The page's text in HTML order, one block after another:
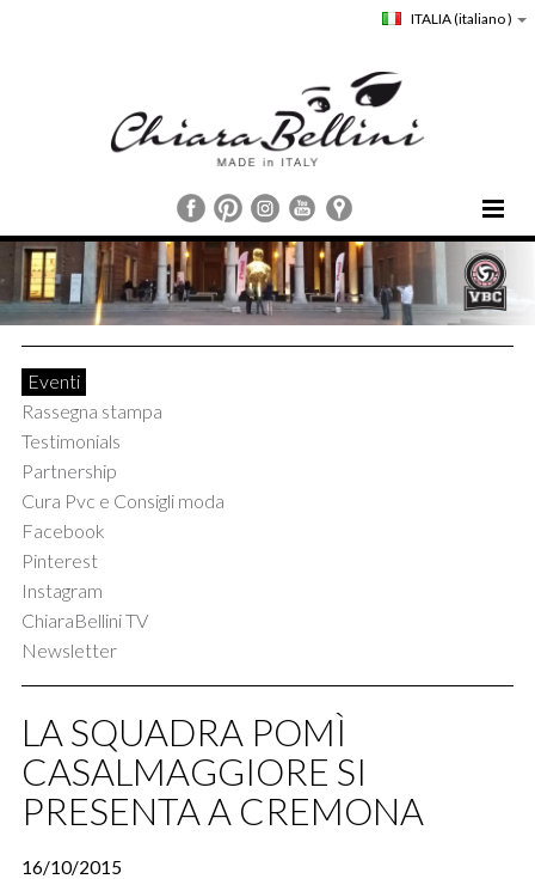
ITALIA(italiano )
HOME
CHIARA BELLINI
COLLEZIONI
COMUNICAZIONE
STORE LOCATOR
CUSTOMER SERVICE
Eventi
Rassegna stampa
Testimonials
Partnership
Cura Pvc e Consigli moda
Facebook
Pinterest
Instagram
ChiaraBellini TV
Newsletter
LA SQUADRA POMÌ
CASALMAGGIORE SI
PRESENTA A CREMONA
16/10/2015